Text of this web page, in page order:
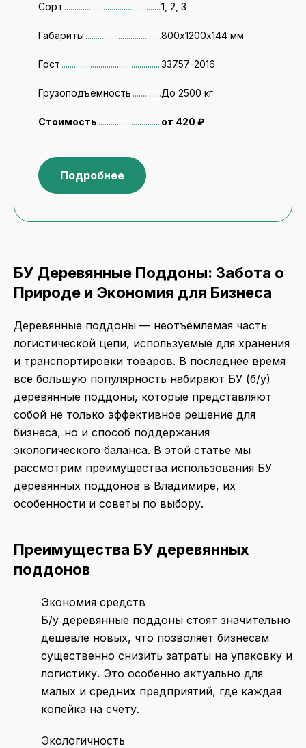
Сорт 1, 2, 3
Габариты 800х1200х144 мм
Гост 33757-2016
Грузоподъемность До 2500 кг
Стоимость от 420 ₽
Подробнее
БУ Деревянные Поддоны: Забота о
Природе и Экономия для Бизнеса
Деревянные поддоны — неотъемлемая часть
логистической цепи, используемые для хранения
и транспортировки товаров. В последнее время
всё большую популярность набирают БУ (б/у)
деревянные поддоны, которые представляют
собой не только эффективное решение для
бизнеса, но и способ поддержания
экологического баланса. В этой статье мы
рассмотрим преимущества использования БУ
деревянных поддонов в Владимире, их
особенности и советы по выбору.
Преимущества БУ деревянных
поддонов
Экономия средств
Б/у деревянные поддоны стоят значительно
дешевле новых, что позволяет бизнесам
существенно снизить затраты на упаковку и
логистику. Это особенно актуально для
малых и средних предприятий, где каждая
копейка на счету.
Экологичность